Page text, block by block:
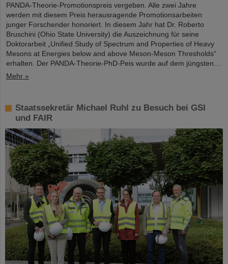
PANDA-Theorie-Promotionspreis vergeben. Alle zwei Jahre
werden mit diesem Preis herausragende Promotionsarbeiten
junger Forschender honoriert. In diesem Jahr hat Dr. Roberto
Bruschini (Ohio State University) die Auszeichnung für seine
Doktorarbeit „Unified Study of Spectrum and Properties of Heavy
Mesons at Energies below and above Meson-Meson Thresholds“
erhalten. Der PANDA-Theorie-PhD-Peis wurde auf dem jüngsten…
Mehr »
Staatssekretär Michael Ruhl zu Besuch bei GSI
und FAIR